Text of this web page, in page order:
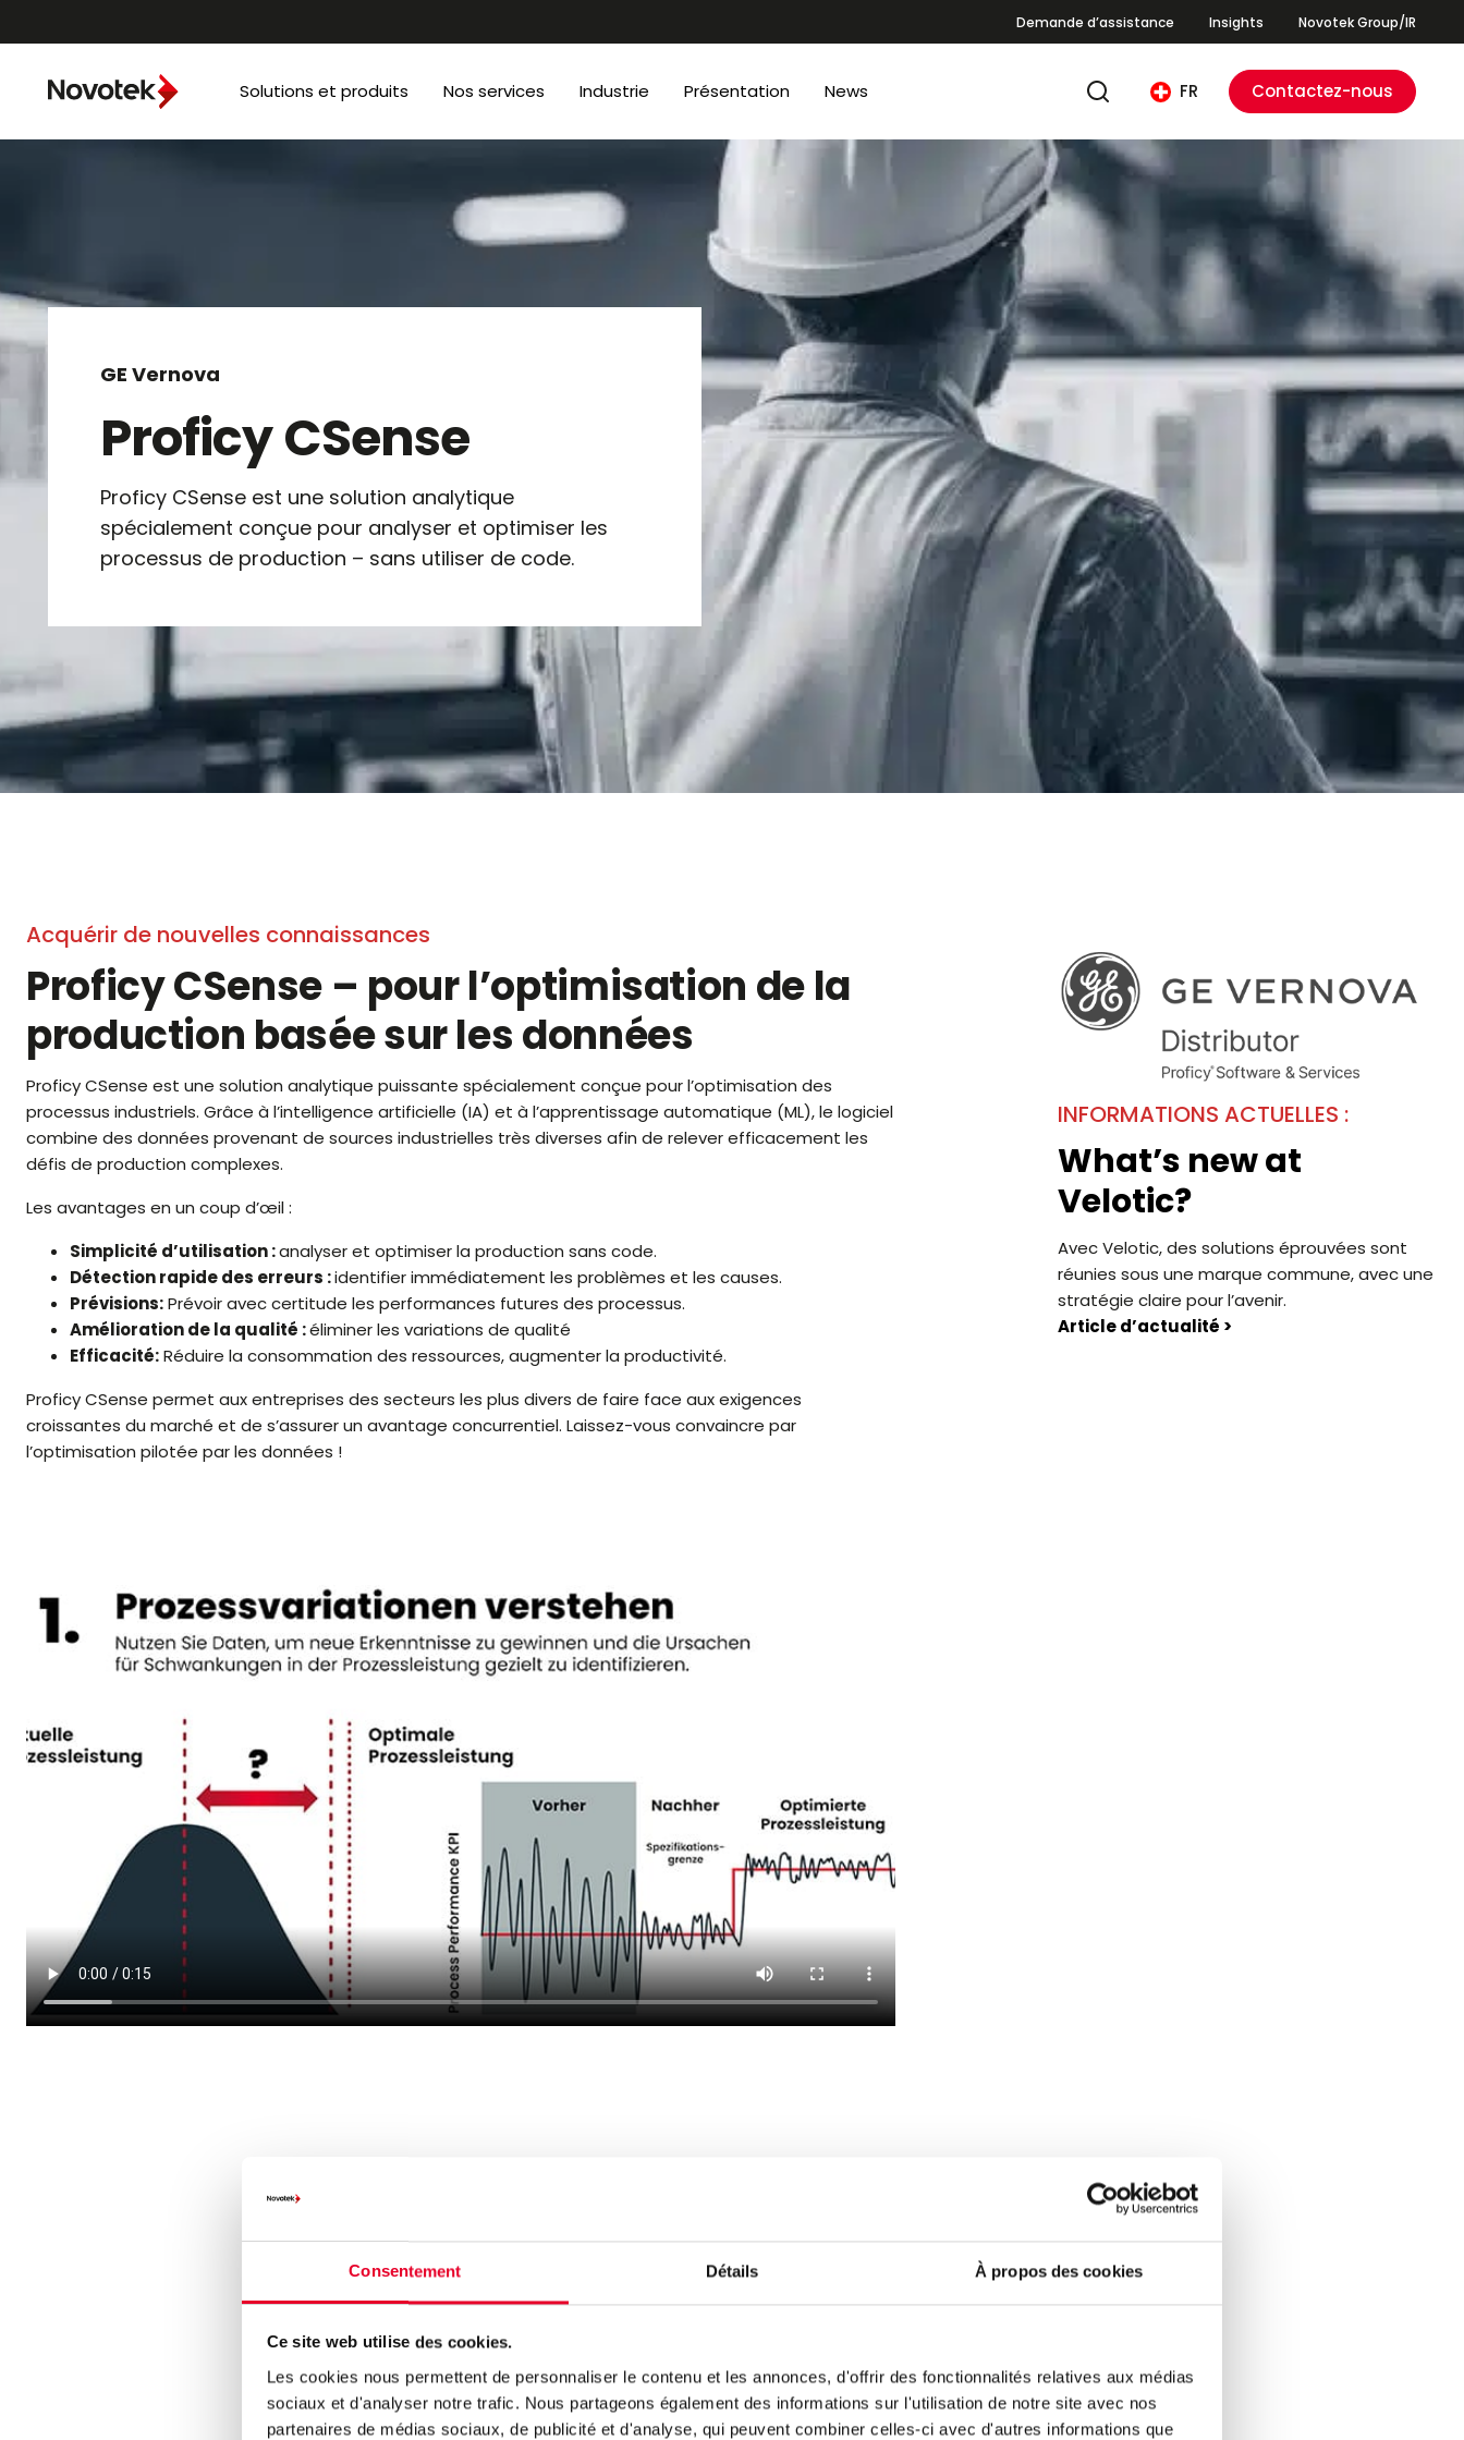
Consentement Détails À propos des cookies
Ce site web utilise des cookies.
Les cookies nous permettent de personnaliser le contenu et les annonces, d'offrir des fonctionnalités relatives aux médias
sociaux et d'analyser notre trafic. Nous partageons également des informations sur l'utilisation de notre site avec nos
partenaires de médias sociaux, de publicité et d'analyse, qui peuvent combiner celles-ci avec d'autres informations que
Demande d’assistance Insights Novotek Group/IR
Solutions et produits Nos services Industrie Présentation News FR Contactez-nous
GE Vernova
Proficy CSense
Proficy CSense est une solution analytique
spécialement conçue pour analyser et optimiser les
processus de production – sans utiliser de code.
Acquérir de nouvelles connaissances
Proficy CSense – pour l’optimisation de la
production basée sur les données
Proficy CSense est une solution analytique puissante spécialement conçue pour l’optimisation des
processus industriels. Grâce à l’intelligence artificielle (IA) et à l’apprentissage automatique (ML), le logiciel
combine des données provenant de sources industrielles très diverses afin de relever efficacement les
défis de production complexes.
Les avantages en un coup d’œil :
Simplicité d’utilisation :analyser et optimiser la production sans code.
Détection rapide des erreurs :identifier immédiatement les problèmes et les causes.
Prévisions:Prévoir avec certitude les performances futures des processus.
Amélioration de la qualité :éliminer les variations de qualité
Efficacité:Réduire la consommation des ressources, augmenter la productivité.
Proficy CSense permet aux entreprises des secteurs les plus divers de faire face aux exigences
croissantes du marché et de s’assurer un avantage concurrentiel. Laissez-vous convaincre par
l’optimisation pilotée par les données !
INFORMATIONS ACTUELLES :
What’s new at
Velotic?
Avec Velotic, des solutions éprouvées sont
réunies sous une marque commune, avec une
stratégie claire pour l’avenir.
Article d’actualité >
Analyser, surveiller, prévoir,
simuler et améliorer – le tout en
temps réel
Proficy CSense réunit cinq puissantes fonctions d’analyse en une seule solution